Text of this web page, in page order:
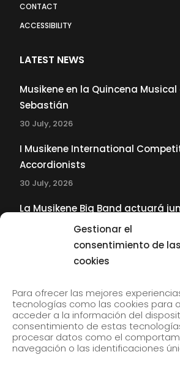
Gestionar el
consentimiento de las
cookies
Para ofrecer las mejores
tecnologías como las cookies para
acceder a la información del
consentimiento de estas
procesar datos como el
navegación o las identificaciones
CONTACT
ACCESSIBILITY
LATEST NEWS
Musikene en la Quincena Musical
Sebastián
30 July, 2026
I Musikene International
Accordionists
30 July, 2026
La Musikene Big Band actuará
Tolliver en el 61 Jazzaldia
Subscribe to our newsletter to
email.